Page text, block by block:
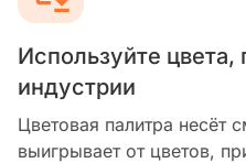
Используйте
индустрии
Цветовая палитра несёт
выигрывает от цветов,